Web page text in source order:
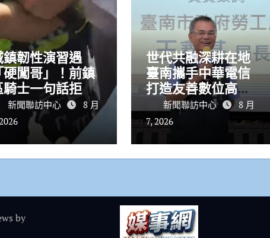
鎮韌性演習遇
硬闖哥」！前鎮
騎士一句話拒停
恐重罰
新聞聯訪中心
8 月
世代共融深耕在地
臺南攜手中華電信
打造友善數位高齡
環境新聞聯訪中心
8 月
7, 2026
by